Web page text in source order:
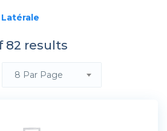
82 results
8 Par Page